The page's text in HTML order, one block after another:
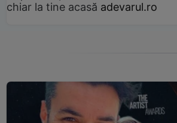
chiar la tine acasă adevarul.ro